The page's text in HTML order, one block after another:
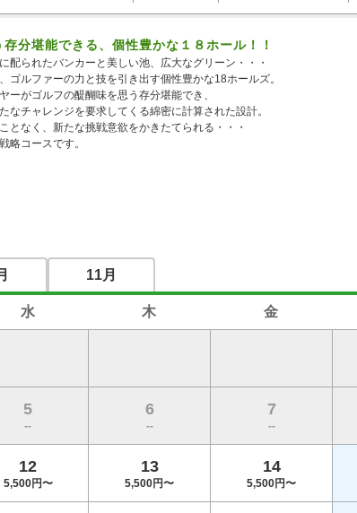
分堪能できる、個性豊かな１８ホール！！
配られたバンカーと美しい池、広大なグリーン・・・
ゴルファーの力と技を引き出す個性豊かな18ホールズ。
ーがゴルフの醍醐味を思う存分堪能でき、
なチャレンジを要求してくる綿密に計算された設計。
となく、新たな挑戦意欲をかきたてられる・・・
略コースです。
11月
水 木 金
5
--
6
--
7
--
12
5,500円〜
13
5,500円〜
14
5,500円〜